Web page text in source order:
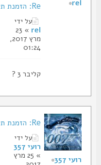
על ידי
» 23
מרץ 2017,
01:24
קליבר 3 ?
Re: הזמנת תעודות החבר של הסליק
על ידי
רועי 357
» 25 מרץ